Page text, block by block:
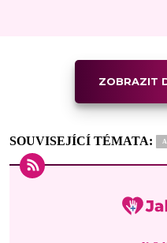
ZOBRAZIT
SOUVISEJÍCÍ TÉMATA: